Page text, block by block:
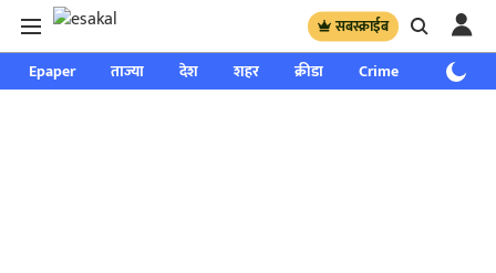
सबस्क्राईब
Epaper ताज्या देश शहर क्रीडा Crime साप्ताहिक